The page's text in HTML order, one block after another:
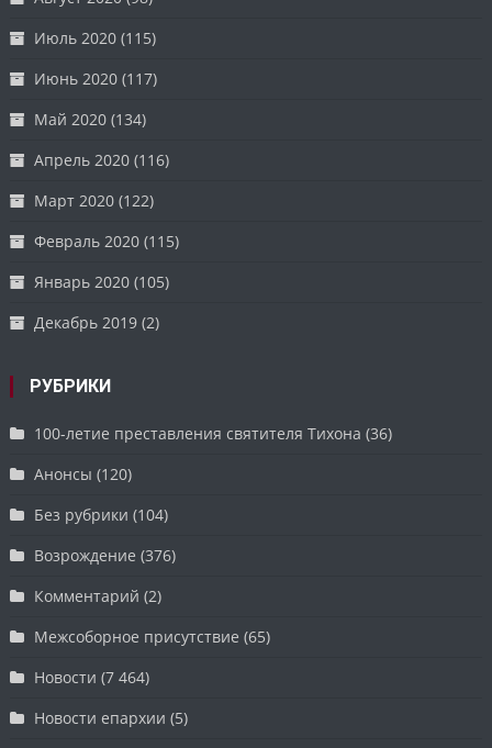
Июль 2020 (115)
Июнь 2020 (117)
Май 2020 (134)
Апрель 2020 (116)
Март 2020 (122)
Февраль 2020 (115)
Январь 2020 (105)
Декабрь 2019 (2)
РУБРИКИ
100-летие преставления святителя Тихона (36)
Анонсы (120)
Без рубрики (104)
Возрождение (376)
Комментарий (2)
Межсоборное присутствие (65)
Новости (7 464)
Новости епархии (5)